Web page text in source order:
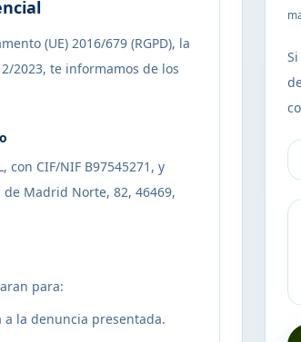
(UE) 2016/679 (RGPD), la
2023, te informamos de los
con CIF/NIF B97545271, y
Madrid Norte, 82, 46469,
para:
la denuncia presentada.